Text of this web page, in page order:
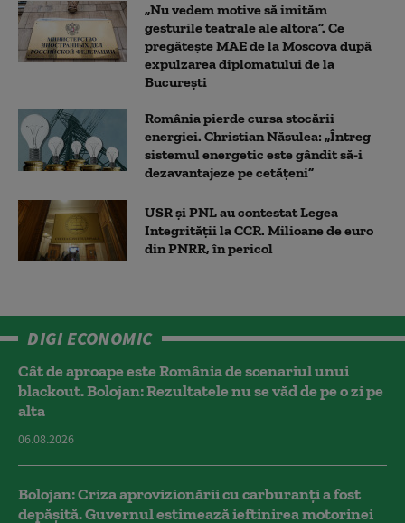
„Nu vedem motive să imităm
gesturile teatrale ale altora”. Ce
pregătește MAE de la Moscova după
expulzarea diplomatului de la
București
România pierde cursa stocării
energiei. Christian Năsulea: „Întreg
sistemul energetic este gândit să-i
dezavantajeze pe cetățeni”
USR și PNL au contestat Legea
Integrității la CCR. Milioane de euro
din PNRR, în pericol
DIGI ECONOMIC
Cât de aproape este România de scenariul unui
blackout. Bolojan: Rezultatele nu se văd de pe o zi pe
alta
06.08.2026
Bolojan: Criza aprovizionării cu carburanți a fost
depășită. Guvernul estimează ieftinirea motorinei